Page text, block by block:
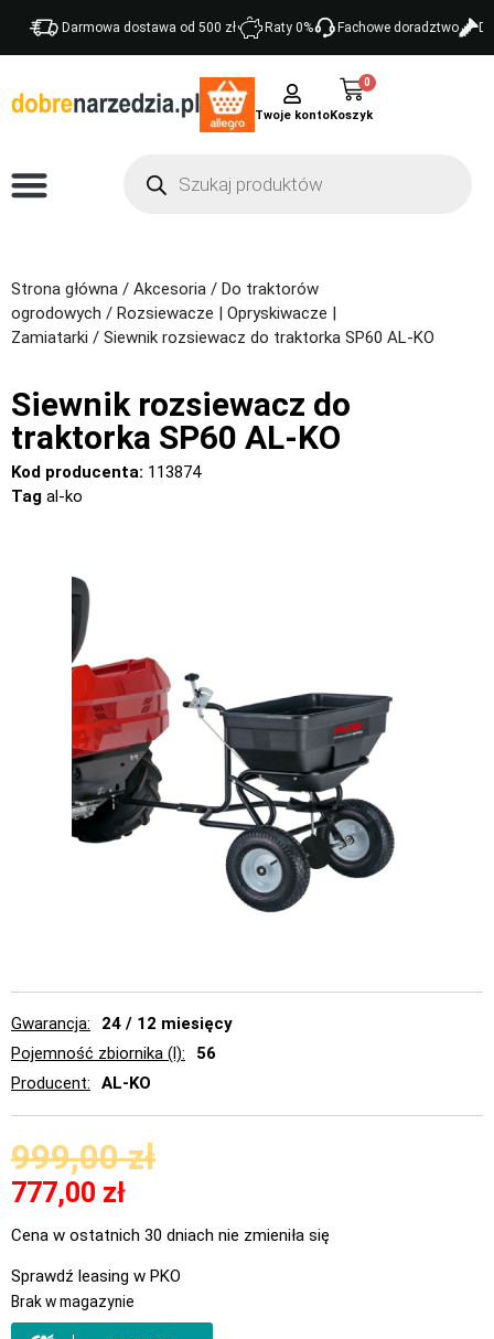
Darmowa dostawa od 500 zł Raty 0% Fachowe doradztwo
Twoje konto
0
Strona główna / Akcesoria / Do traktorów
ogrodowych / Rozsiewacze | Opryskiwacze |
Zamiatarki / Siewnik rozsiewacz do traktorka SP60 AL-KO
Siewnik rozsiewacz do
traktorka SP60 AL-KO
Kod producenta: 113874
Tag al-ko
Gwarancja
24 / 12 miesięcy
Pojemność zbiornika (l)
56
Producent
AL-KO
999,00zł
777,00 zł
Cena w ostatnich 30 dniach nie zmieniła się
Sprawdź leasing w PKO
Brak w magazynie